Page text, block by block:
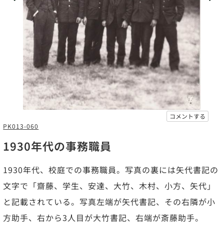
コメントする
PK013-060
1930年代の事務職員
1930年代、校庭での事務職員。写真の裏には矢代書記の
文字で「齋藤、学生、安達、大竹、木村、小方、矢代」
と記載されている。写真左端が矢代書記、その右隣が小
方助手、右から3人目が大竹書記、右端が斎藤助手。